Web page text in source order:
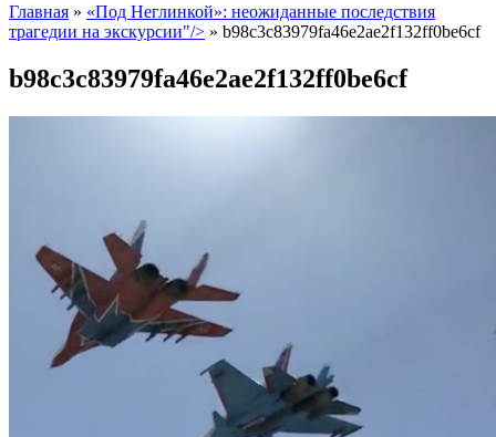
Главная » «Под Неглинкой»: неожиданные последствия
трагедии на экскурсии"/> » b98c3c83979fa46e2ae2f132ff0be6cf
b98c3c83979fa46e2ae2f132ff0be6cf